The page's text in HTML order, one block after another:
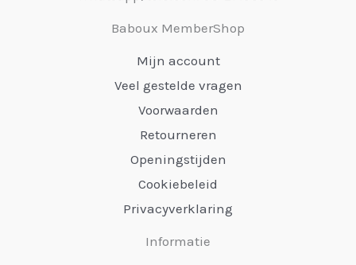
Baboux MemberShop
Mijn account
Veel gestelde vragen
Voorwaarden
Retourneren
Openingstijden
Cookiebeleid
Privacyverklaring
Informatie